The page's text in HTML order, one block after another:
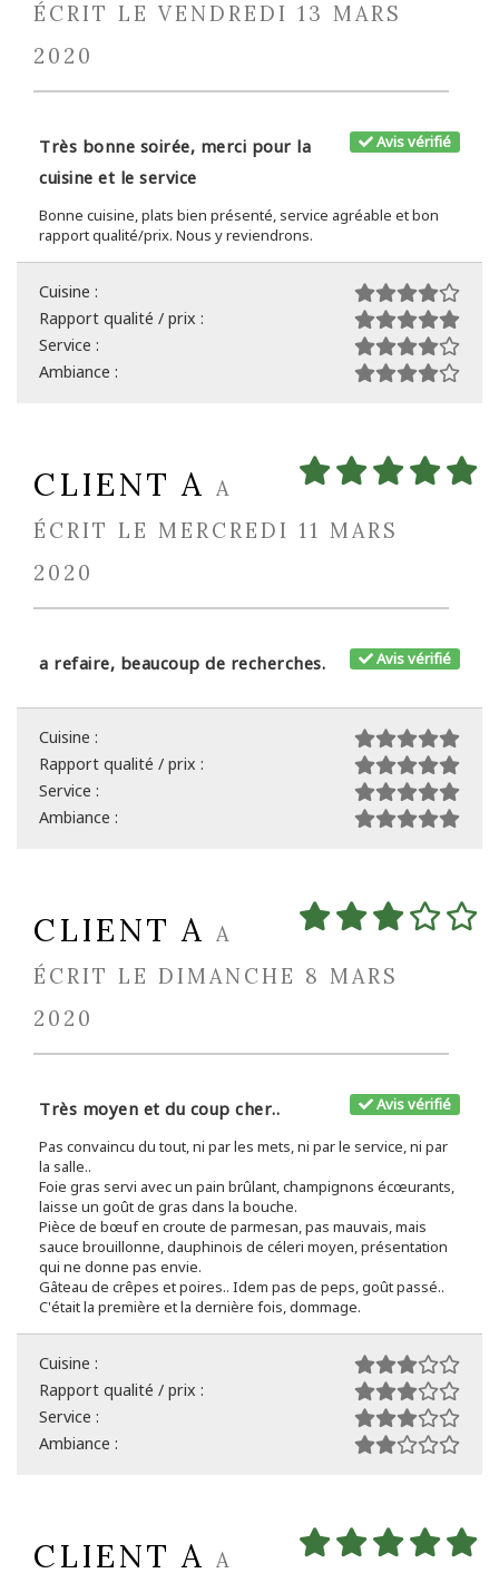
ÉCRIT LE VENDREDI 13 MARS
2020
Avis vérifié
Très bonne soirée, merci pour la
cuisine et le service
Bonne cuisine, plats bien présenté, service agréable et bon
rapport qualité/prix. Nous y reviendrons.
Cuisine :
Rapport qualité / prix :
Service :
Ambiance :
CLIENT A A
ÉCRIT LE MERCREDI 11 MARS
2020
Avis vérifié
a refaire, beaucoup de recherches.
Cuisine :
Rapport qualité / prix :
Service :
Ambiance :
CLIENT A A
ÉCRIT LE DIMANCHE 8 MARS
2020
Avis vérifié
Très moyen et du coup cher..
Pas convaincu du tout, ni par les mets, ni par le service, ni par
la salle..
Foie gras servi avec un pain brûlant, champignons écœurants,
laisse un goût de gras dans la bouche.
Pièce de bœuf en croute de parmesan, pas mauvais, mais
sauce brouillonne, dauphinois de céleri moyen, présentation
qui ne donne pas envie.
Gâteau de crêpes et poires.. Idem pas de peps, goût passé..
C'était la première et la dernière fois, dommage.
Cuisine :
Rapport qualité / prix :
Service :
Ambiance :
CLIENT A A